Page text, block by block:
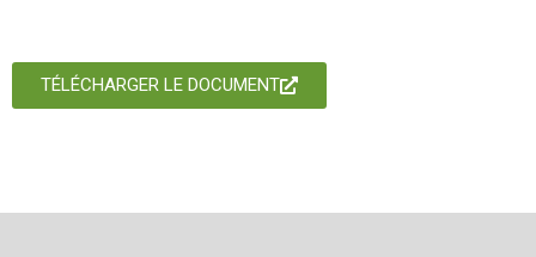
TÉLÉCHARGER LE DOCUMENT